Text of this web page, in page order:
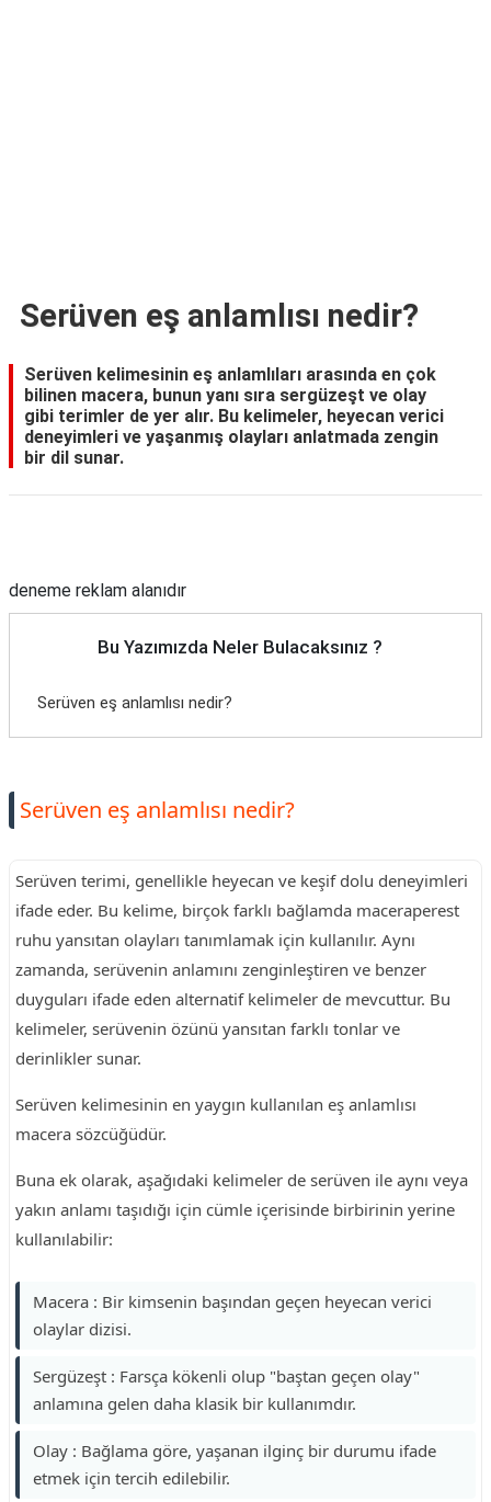
Serüven eş anlamlısı nedir?
Serüven kelimesinin eş anlamlıları arasında en çok
bilinen macera, bunun yanı sıra sergüzeşt ve olay
gibi terimler de yer alır. Bu kelimeler, heyecan verici
deneyimleri ve yaşanmış olayları anlatmada zengin
bir dil sunar.
deneme reklam alanıdır
Bu Yazımızda Neler Bulacaksınız ?
Serüven eş anlamlısı nedir?
Serüven eş anlamlısı nedir?
Serüven terimi, genellikle heyecan ve keşif dolu deneyimleri
ifade eder. Bu kelime, birçok farklı bağlamda maceraperest
ruhu yansıtan olayları tanımlamak için kullanılır. Aynı
zamanda, serüvenin anlamını zenginleştiren ve benzer
duyguları ifade eden alternatif kelimeler de mevcuttur. Bu
kelimeler, serüvenin özünü yansıtan farklı tonlar ve
derinlikler sunar.
Serüven kelimesinin en yaygın kullanılan eş anlamlısı
macera sözcüğüdür.
Buna ek olarak, aşağıdaki kelimeler de serüven ile aynı veya
yakın anlamı taşıdığı için cümle içerisinde birbirinin yerine
kullanılabilir:
Macera : Bir kimsenin başından geçen heyecan verici
olaylar dizisi.
Sergüzeşt : Farsça kökenli olup "baştan geçen olay"
anlamına gelen daha klasik bir kullanımdır.
Olay : Bağlama göre, yaşanan ilginç bir durumu ifade
etmek için tercih edilebilir.